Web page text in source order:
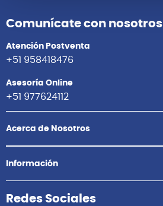
Comunícate con nosotros
Atención Postventa
+51 958418476
Asesoría Online
+51 977624112
Acerca de Nosotros
Información
Redes Sociales